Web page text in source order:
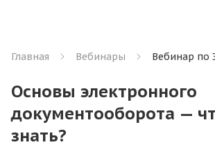
Главная Вебинары Вебинар по
Основы электронного
документооборота —
знать?